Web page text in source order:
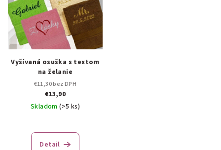
Vyšívaná osuška s textom
na želanie
€11,30 bez DPH
€13,90
Skladom(>5 ks)
hodnotenie
produktu
Detail